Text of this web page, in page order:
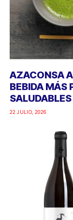
AZACONSA
BEBIDA MÁS
SALUDABLES
22 JULIO, 2026